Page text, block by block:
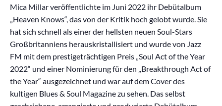
Mica Millar veröffentlichte im Juni 2022 ihr Debütalbum
„Heaven Knows“, das von der Kritik hoch gelobt wurde. Sie
hat sich schnell als einer der hellsten neuen Soul-Stars
Großbritanniens herauskristallisiert und wurde von Jazz
FM mit dem prestigeträchtigen Preis „Soul Act of the Year
2022“ und einer Nominierung für den „Breakthrough Act of
the Year“ ausgezeichnet und war auf dem Cover des
kultigen Blues & Soul Magazine zu sehen. Das selbst